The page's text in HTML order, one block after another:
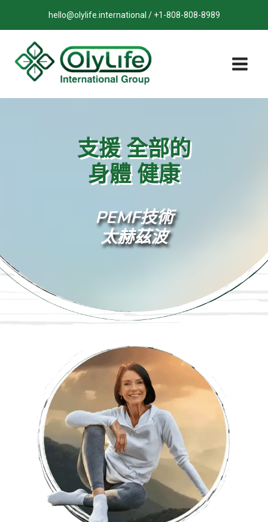
至
hello@olylife.international / +1-808-808-8989
支援全部的
身體健康
PEMF技術
太赫茲波